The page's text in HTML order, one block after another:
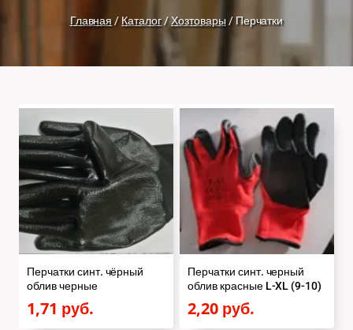
Главная/ Каталог/Хозтовары / Перчатки
Перчатки синт. чёрный
облив черные
1,71 руб.
Перчатки синт. черный
облив красные L-XL (9-10)
2,20 руб.